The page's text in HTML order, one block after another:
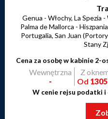
Genua - Włochy, La Spezia
Palma de Mallorca -
Portugalia, San Juan
Stany
Cena za osobę w kabinie 2-
Wewnętrzna
-
Z
Od 1305
W cenie rejsu podatki